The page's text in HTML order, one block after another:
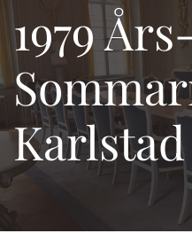
1979
Karlstad